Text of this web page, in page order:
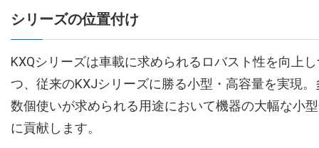
シリーズの位置付け
KXQシリーズは車載に求められるロバスト性を向上
つ、従来のKXJシリーズに勝る小型・高容量を実現。
数個使いが求められる用途において機器の大幅な小
に貢献します。